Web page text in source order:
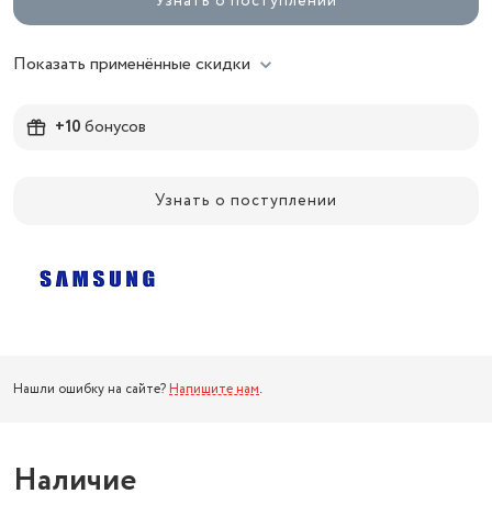
Показать применённые скидки
+10бонусов
Узнать о поступлении
Нашли ошибку на сайте? Напишите нам.
Наличие